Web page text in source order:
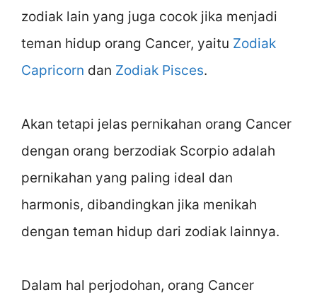
zodiak lain yang juga cocok jika menjadi
teman hidup orang Cancer, yaitu Zodiak
Capricorn dan Zodiak Pisces.
Akan tetapi jelas pernikahan orang Cancer
dengan orang berzodiak Scorpio adalah
pernikahan yang paling ideal dan
harmonis, dibandingkan jika menikah
dengan teman hidup dari zodiak lainnya.
Dalam hal perjodohan, orang Cancer